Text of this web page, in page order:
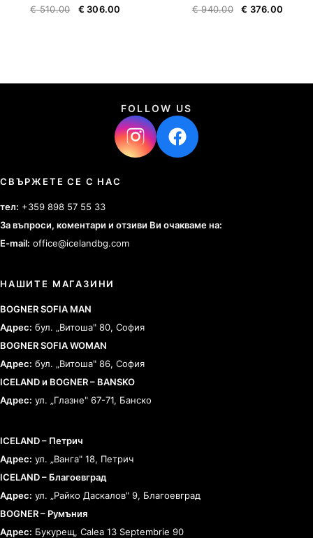
€510.00 € 306.00 €940.00 € 376.00
FOLLOW US
СВЪРЖЕТЕ СЕ С НАС
тел: +359 898 57 55 33
За въпроси, коментари и отзиви Ви очакваме на:
E-mail: office@icelandbg.com
НАШИТЕ МАГАЗИНИ
BOGNER SOFIA MAN
Адрес: бул. „Витоша" 80, София
BOGNER SOFIA WOMAN
Адрес: бул. „Витоша" 86, София
ICELAND и BOGNER – BANSKO
Адрес: ул. „Глазне" 67-71, Банско
ICELAND – Петрич
Адрес: ул. „Ванга" 18, Петрич
ICELAND – Благоевград
Адрес: ул. „Райко Даскалов" 9, Благоевград
BOGNER – Румъния
Адрес: Букурещ, Calea 13 Septembrie 90